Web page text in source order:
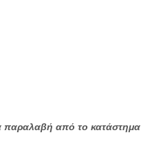
παραλαβή από το κατάστημα